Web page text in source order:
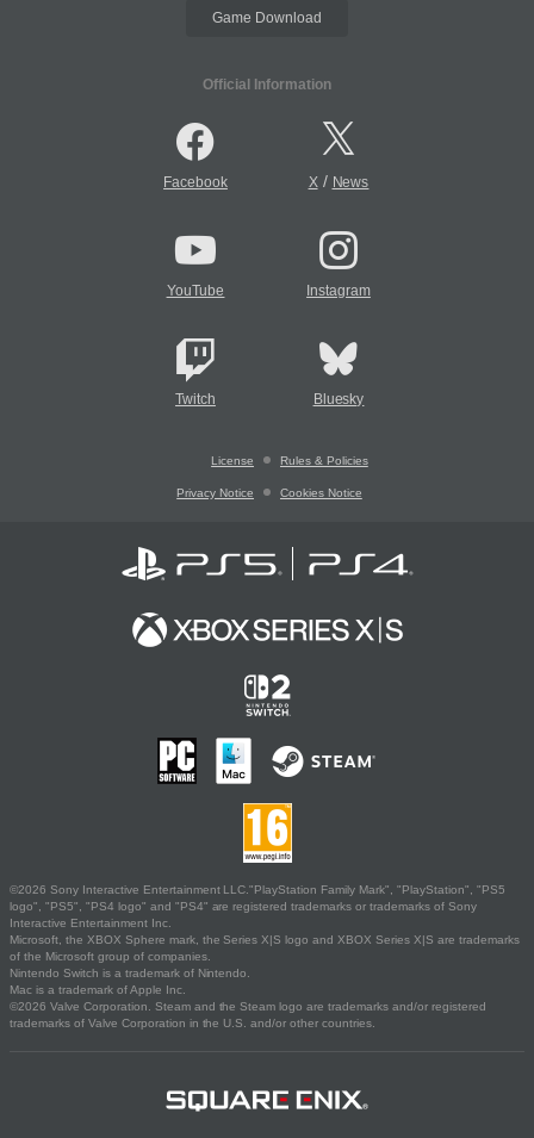
Game Download
Official Information
Facebook X/ News
YouTube Instagram
Twitch Bluesky
License Rules & Policies
Privacy Notice Cookies Notice
©2026 Sony Interactive Entertainment LLC."PlayStation Family Mark", "PlayStation", "PS5
logo", "PS5", "PS4 logo" and "PS4" are registered trademarks or trademarks of Sony
Interactive Entertainment Inc.
Microsoft, the XBOX Sphere mark, the Series X|S logo and XBOX Series X|S are trademarks
of the Microsoft group of companies.
Nintendo Switch is a trademark of Nintendo.
Mac is a trademark of Apple Inc.
©2026 Valve Corporation. Steam and the Steam logo are trademarks and/or registered
trademarks of Valve Corporation in the U.S. and/or other countries.